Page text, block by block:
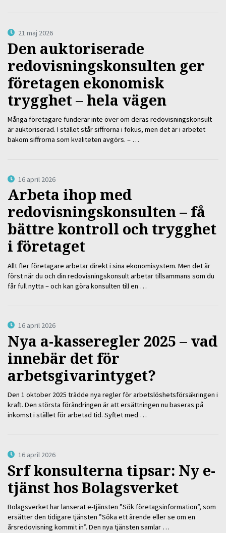
21 maj 2026
Den auktoriserade
redovisningskonsulten ger
företagen ekonomisk
trygghet – hela vägen
Många företagare funderar inte över om deras redovisningskonsult
är auktoriserad. I stället står siffrorna i fokus, men det är i arbetet
bakom siffrorna som kvaliteten avgörs. – …
16 april 2026
Arbeta ihop med
redovisningskonsulten – få
bättre kontroll och trygghet
i företaget
Allt fler företagare arbetar direkt i sina ekonomisystem. Men det är
först när du och din redovisningskonsult arbetar tillsammans som du
får full nytta – och kan göra konsulten till en …
16 april 2026
Nya a-kasseregler 2025 – vad
innebär det för
arbetsgivarintyget?
Den 1 oktober 2025 trädde nya regler för arbetslöshetsförsäkringen i
kraft. Den största förändringen är att ersättningen nu baseras på
inkomst i stället för arbetad tid. Syftet med …
16 april 2026
Srf konsulterna tipsar: Ny e-
tjänst hos Bolagsverket
Bolagsverket har lanserat e-tjänsten ”Sök företagsinformation”, som
ersätter den tidigare tjänsten ”Söka ett ärende eller se om en
årsredovisning kommit in”. Den nya tjänsten samlar …